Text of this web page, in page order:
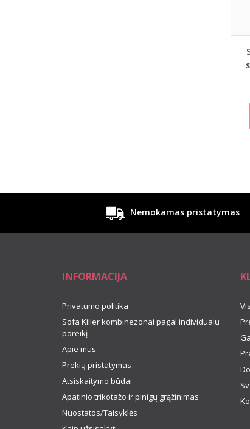
Nemokamas pristatymas
INFORMACIJA
Privatumo politika
Sofa Killer kombinezonai pagal individualų
poreikį
Apie mus
Prekių pristatymas
Atsiskaitymo būdai
Apatinio trikotažo ir pinigų grąžinimas
Nuostatos/Taisyklės